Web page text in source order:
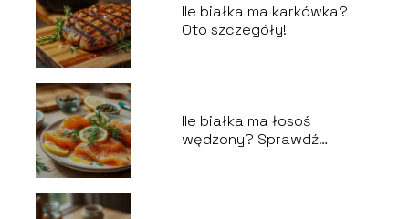
Ile białka ma karkówka?
Oto szczegóły!
Ile białka ma łosoś
wędzony? Sprawdź